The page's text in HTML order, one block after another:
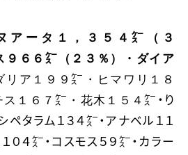
アータ１，３５４㌜（３
９６６㌜（２３％）・ダイア
リア１９９㌜・ヒマワリ１８
１６７㌜・花木１５４㌜・り
ペタラム１３４㌜・アナベル１１
０４㌜・コスモス５９㌜・カラー